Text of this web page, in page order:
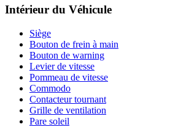
Intérieur du Véhicule
Siège
Bouton de frein à main
Bouton de warning
Levier de vitesse
Pommeau de vitesse
Commodo
Contacteur tournant
Grille de ventilation
Pare soleil